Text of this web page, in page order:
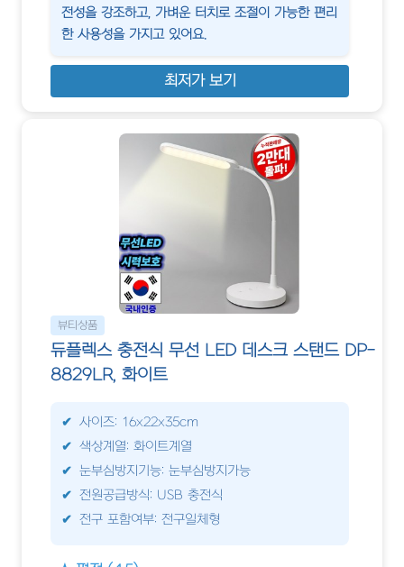
전성을 강조하고, 가벼운 터치로 조절이 가능한 편리
한 사용성을 가지고 있어요.
최저가 보기
뷰티상품
듀플렉스 충전식 무선 LED 데스크 스탠드 DP-
8829LR, 화이트
사이즈: 16x22x35cm
색상계열: 화이트계열
눈부심방지기능: 눈부심방지가능
전원공급방식: USB 충전식
전구 포함여부: 전구일체형